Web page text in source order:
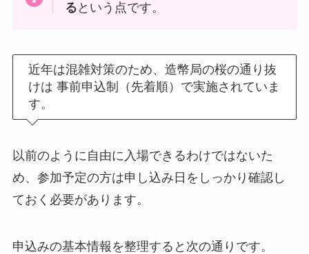
る という点です。
近年は混雑対策のため、造幣局の桜の通り抜
けは 事前申込制（先着順）で実施されていま
す。
以前のように自由に入場できるわけではないた
め、参加予定の方は申し込み日をしっかり確認し
ておく必要があります。
申込みの基本情報を整理すると次の通りです。